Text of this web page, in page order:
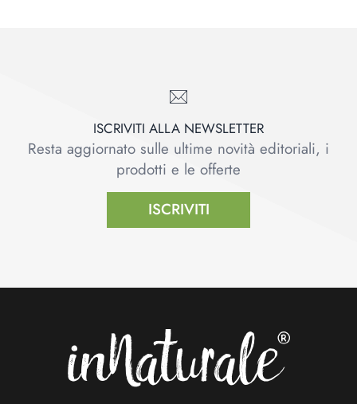
ISCRIVITI ALLA NEWSLETTER
Resta aggiornato sulle ultime novità editoriali, i
prodotti e le offerte
ISCRIVITI